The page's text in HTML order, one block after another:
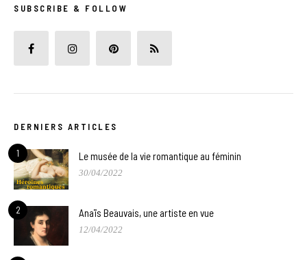
SUBSCRIBE & FOLLOW
DERNIERS ARTICLES
1 Le musée de la vie romantique au féminin
30/04/2022
2 Anaïs Beauvais, une artiste en vue
12/04/2022